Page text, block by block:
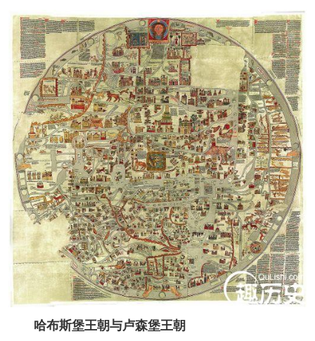
哈布斯堡王朝与卢森堡王朝